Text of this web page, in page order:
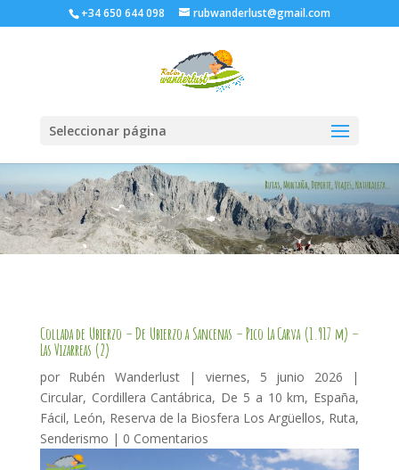
+34 650 644 098 rubwanderlust@gmail.com
Seleccionar página
Collada de Ubierzo – De Ubierzo a Sancenas – Pico La Carva (1.917 m) –
Las Vizarreas (2)
por Rubén Wanderlust|viernes, 5 junio 2026 |
Circular, Cordillera Cantábrica, De 5 a 10 km, España,
Fácil, León, Reserva de la Biosfera Los Argüellos, Ruta,
Senderismo | 0 Comentarios